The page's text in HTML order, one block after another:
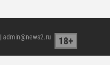
| admin@news2.ru 18+